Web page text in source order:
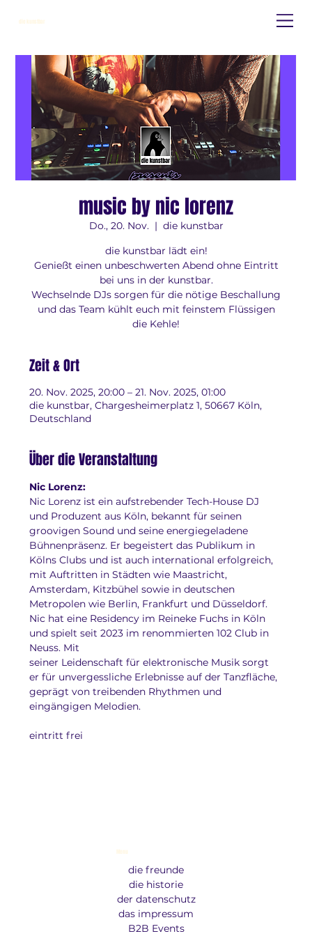
die kunstbar
music by nic lorenz
Do., 20. Nov.
  |
die kunstbar
die kunstbar lädt ein!
Genießt einen unbeschwerten Abend ohne Eintritt
bei uns in der kunstbar.
Wechselnde DJs sorgen für die nötige Beschallung
und das Team kühlt euch mit feinstem Flüssigen
die Kehle!
Zeit & Ort
20. Nov. 2025, 20:00 – 21. Nov. 2025, 01:00
die kunstbar, Chargesheimerplatz 1, 50667 Köln,
Deutschland
Über die Veranstaltung
Nic Lorenz:
Nic Lorenz ist ein aufstrebender Tech-House DJ
und Produzent aus Köln, bekannt für seinen
groovigen Sound und seine energiegeladene
Bühnenpräsenz. Er begeistert das Publikum in
Kölns Clubs und ist auch international erfolgreich,
mit Auftritten in Städten wie Maastricht,
Amsterdam, Kitzbühel sowie in deutschen
Metropolen wie Berlin, Frankfurt und Düsseldorf.
Nic hat eine Residency im Reineke Fuchs in Köln
und spielt seit 2023 im renommierten 102 Club in
Neuss. Mit
seiner Leidenschaft für elektronische Musik sorgt
er für unvergessliche Erlebnisse auf der Tanzfläche,
geprägt von treibenden Rhythmen und
eingängigen Melodien.
eintritt frei
Menu
die freunde
die historie
der datenschutz
das impressum
B2B Events